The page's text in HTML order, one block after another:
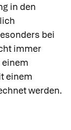
in den
bei
immer
einem
werden.